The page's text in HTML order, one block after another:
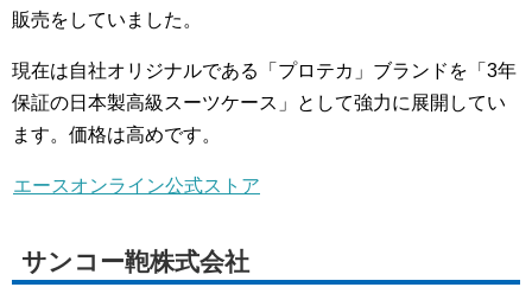
販売をしていました。
現在は自社オリジナルである「プロテカ」ブランドを「3年
保証の日本製高級スーツケース」として強力に展開してい
ます。価格は高めです。
エースオンライン公式ストア
サンコー鞄株式会社